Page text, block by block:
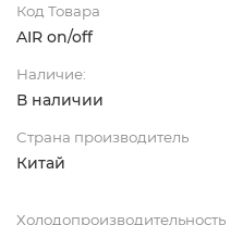
Код Товара
AIR on/off
Наличие:
В наличии
Страна производитель
Китай
Холодопроизводительность